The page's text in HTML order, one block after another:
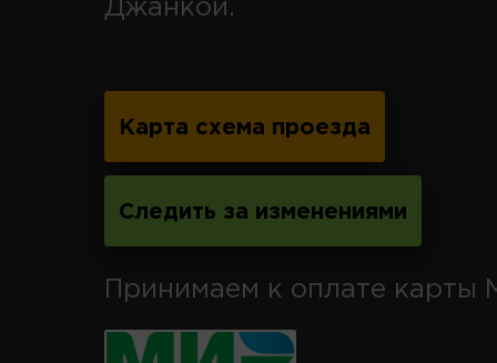
Джанкой.
Карта схема проезда
Следить за изменениями
Принимаем к оплате карты